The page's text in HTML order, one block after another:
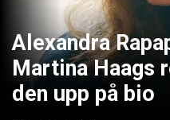
Alexandra
Martina Haags
den upp på bio